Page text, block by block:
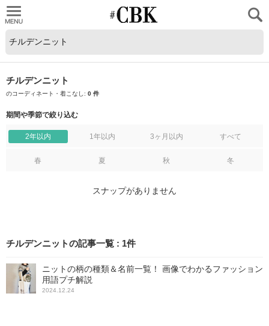
チルデンニット
のコーディネート・着こなし: 0 件
期間や季節で絞り込む
2年以内 1年以内 3ヶ月以内 すべて
春 夏 秋 冬
スナップがありません
チルデンニットの記事一覧 : 1件
ニットの柄の種類＆名前一覧！ 画像でわかるファッション
用語プチ解説
2024.12.24